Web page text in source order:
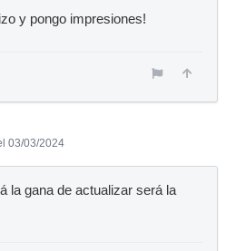
y pongo impresiones!
03/03/2024
la gana de actualizar será la